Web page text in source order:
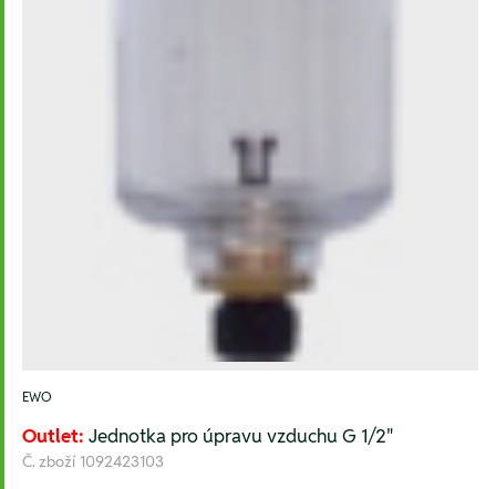
EWO
Outlet: Jednotka pro úpravu vzduchu G 1/2"
Č. zboží 1092423103